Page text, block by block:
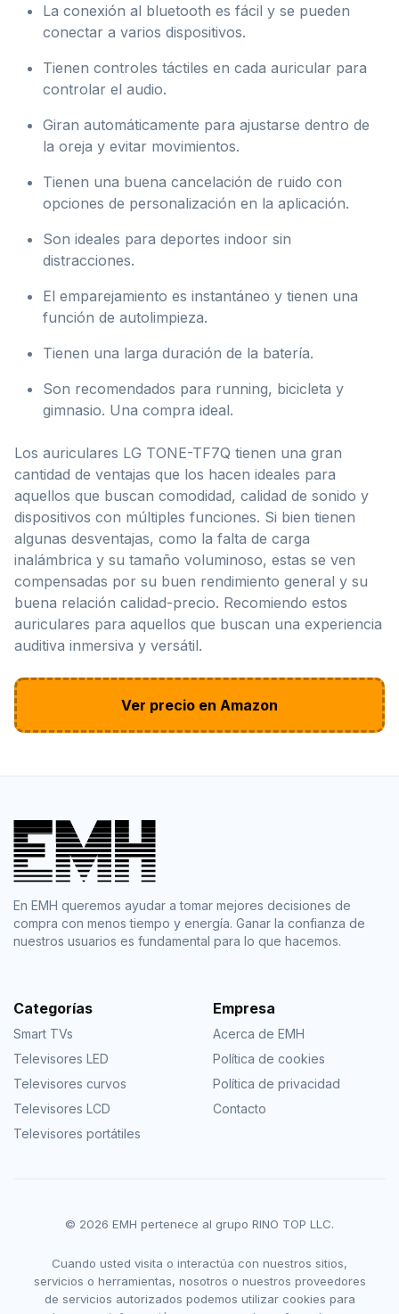
La conexión al bluetooth es fácil y se pueden
conectar a varios dispositivos.
Tienen controles táctiles en cada auricular para
controlar el audio.
Giran automáticamente para ajustarse dentro de
la oreja y evitar movimientos.
Tienen una buena cancelación de ruido con
opciones de personalización en la aplicación.
Son ideales para deportes indoor sin
distracciones.
El emparejamiento es instantáneo y tienen una
función de autolimpieza.
Tienen una larga duración de la batería.
Son recomendados para running, bicicleta y
gimnasio. Una compra ideal.
Los auriculares LG TONE-TF7Q tienen una gran
cantidad de ventajas que los hacen ideales para
aquellos que buscan comodidad, calidad de sonido y
dispositivos con múltiples funciones. Si bien tienen
algunas desventajas, como la falta de carga
inalámbrica y su tamaño voluminoso, estas se ven
compensadas por su buen rendimiento general y su
buena relación calidad-precio. Recomiendo estos
auriculares para aquellos que buscan una experiencia
auditiva inmersiva y versátil.
Ver precio en Amazon
En EMH queremos ayudar a tomar mejores decisiones de
compra con menos tiempo y energía. Ganar la confianza de
nuestros usuarios es fundamental para lo que hacemos.
Categorías
Smart TVs
Televisores LED
Televisores curvos
Televisores LCD
Televisores portátiles
Empresa
Acerca de EMH
Política de cookies
Política de privacidad
Contacto
© 2026 EMH pertenece al grupo RINO TOP LLC.
Cuando usted visita o interactúa con nuestros sitios,
servicios o herramientas, nosotros o nuestros proveedores
de servicios autorizados podemos utilizar cookies para